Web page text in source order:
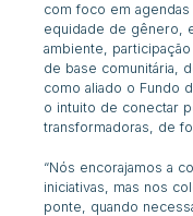
com foco em
equidade de gênero,
ambiente,
de base comunitária,
como aliado o Fundo
o intuito de conectar
transformadoras, de
“Nós encorajamos a
iniciativas, mas nos
ponte, quando